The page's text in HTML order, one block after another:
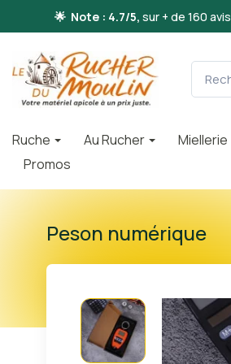
🌟 Note : 4.7/5, sur + de 160 avis
Ruche Au Rucher Miellerie
Promos
Peson numérique